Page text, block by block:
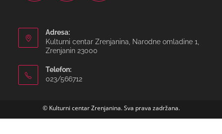
Adresa:
Kulturni centar Zrenjanina, Narodne omladine 1,
Zrenjanin 23000
Telefon:
023/566712
© Kulturni centar Zrenjanina. Sva prava zadržana.